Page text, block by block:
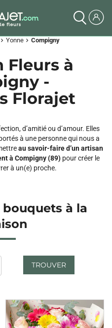
chevron_right Yonne chevron_right Compigny
Fleurs à
-
Florajet
d’amitié ou d’amour. Elles
à une personne qui nous a
au savoir-faire d’un artisan
à Compigny (89)pour créer le
à un(e) proche.
à la
TROUVER